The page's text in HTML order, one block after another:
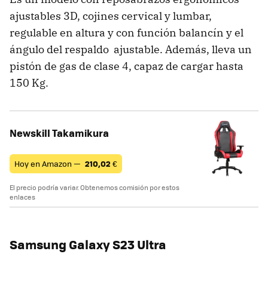
ajustables 3D, cojines cervical y lumbar,
regulable en altura y con función balancín y el
ángulo del respaldo ajustable. Además, lleva un
pistón de gas de clase 4, capaz de cargar hasta
150 Kg.
Newskill Takamikura
Hoy en Amazon — 210,02 €
El precio podría variar. Obtenemos comisión por estos
enlaces
Samsung Galaxy S23 Ultra